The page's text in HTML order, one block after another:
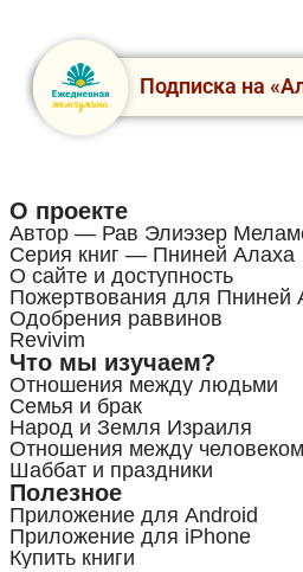
Подписка на
О проекте
Автор — Рав Элиэзер
Серия книг — Пниней Алаха
О сайте и доступность
Пожертвования для Пниней
Одобрения раввинов
Revivim
Что мы изучаем?
Отношения между людьми
Семья и брак
Народ и Земля Израиля
Отношения между
Шаббат и праздники
Полезное
Приложение для Android
Приложение для iPhone
Купить книги